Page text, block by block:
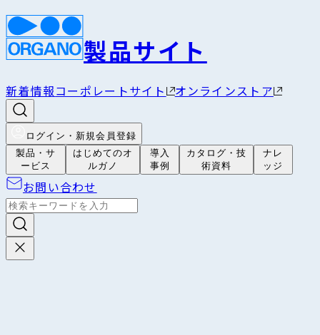
製品サイト
新着情報コーポレートサイト オンラインストア
ログイン・新規会員登録
製品・サ
ービス
はじめてのオ
ルガノ
導入
事例
カタログ・技
術資料
ナレ
ッジ
お問い合わせ